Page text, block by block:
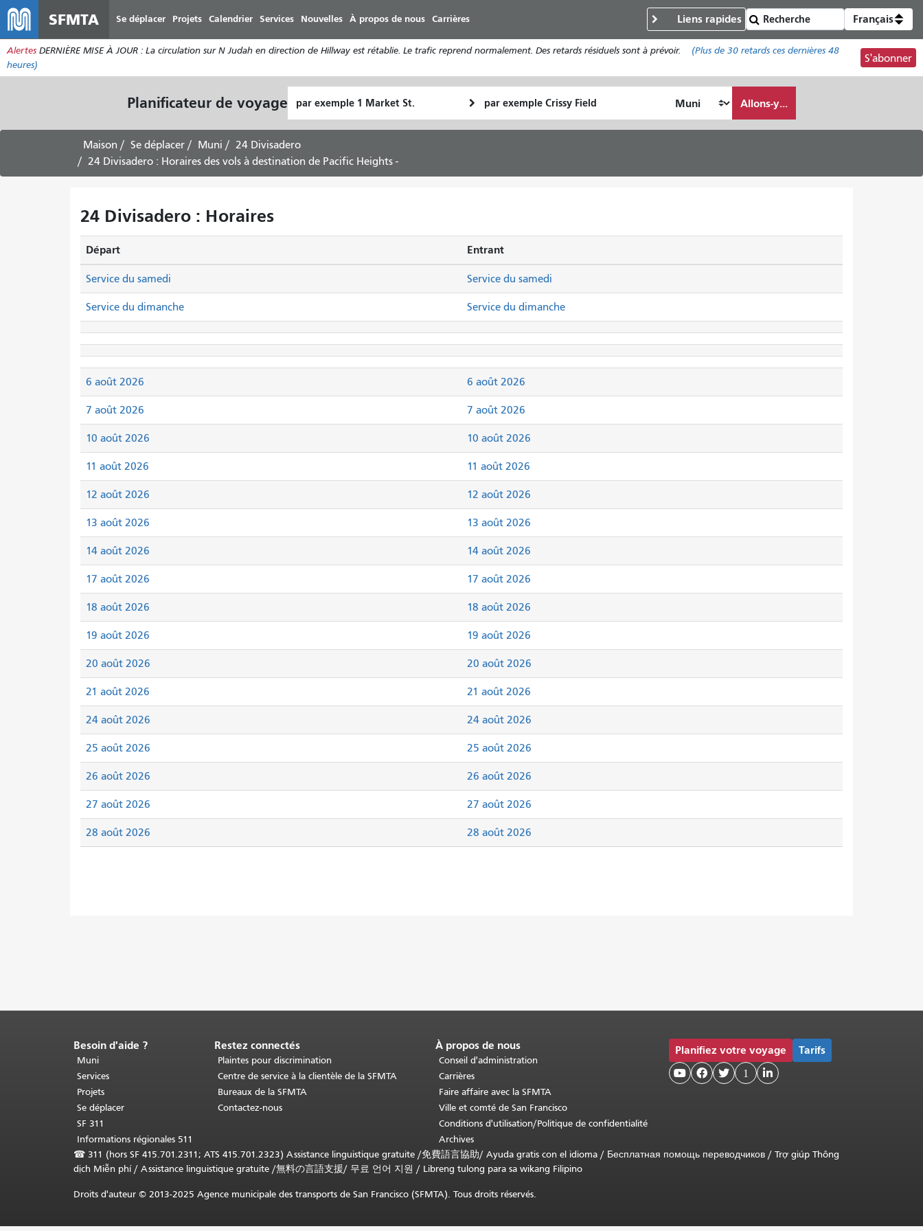
au
contenu
SFMTA Se déplacer Projets Calendrier Services Nouvelles À propos de nous Carrières Liens rapides Français
Alertes DERNIÈRE MISE À JOUR : La circulation sur N Judah en direction de Hillway est rétablie. Le trafic reprend normalement. Des retards résiduels sont à prévoir. (Plus de 30 retards ces dernières 48
heures)
S'abonner
Planificateur de voyage de
départ
final
Comment
je
Allons-y...
Maison Se déplacer Muni
24 Divisadero
24 Divisadero : Horaires des vols à destination de Pacific Heights -
24 Divisadero : Horaires
Départ Entrant
Service du samedi Service du samedi
Service du dimanche Service du dimanche
6 août 2026 6 août 2026
7 août 2026 7 août 2026
10 août 2026 10 août 2026
11 août 2026 11 août 2026
12 août 2026 12 août 2026
13 août 2026 13 août 2026
14 août 2026 14 août 2026
17 août 2026 17 août 2026
18 août 2026 18 août 2026
19 août 2026 19 août 2026
20 août 2026 20 août 2026
21 août 2026 21 août 2026
24 août 2026 24 août 2026
25 août 2026 25 août 2026
26 août 2026 26 août 2026
27 août 2026 27 août 2026
28 août 2026 28 août 2026
Fin
du
contenu
de
la
page.Le
cette
page
se
Besoin d'aide ?
Muni
Services
Projets
Se déplacer
SF 311
Informations régionales 511
Restez connectés
Plaintes pour discrimination
Centre de service à la clientèle de la SFMTA
Bureaux de la SFMTA
Contactez-nous
À propos de nous
Conseil d'administration
Carrières
Faire affaire avec la SFMTA
Ville et comté de San Francisco
Conditions d'utilisation/Politique de confidentialité
Archives
Planifiez votre voyage Tarifs
   1 
☎ 311 (hors SF 415.701.2311; ATS 415.701.2323) Assistance linguistique gratuite /免費語言協助/ Ayuda gratis con el idioma / Бесплатная помощь переводчиков / Trợ giúp Thông
dịch Miễn phí/ Assistance linguistique gratuite /無料の言語支援/ 무료 언어 지원 / Libreng tulong para sa wikang Filipino
Droits d'auteur © 2013-2025 Agence municipale des transports de San Francisco (SFMTA). Tous droits réservés.